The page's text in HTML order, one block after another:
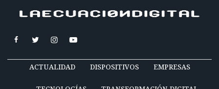
ACTUALIDAD DISPOSITIVOS EMPRESAS